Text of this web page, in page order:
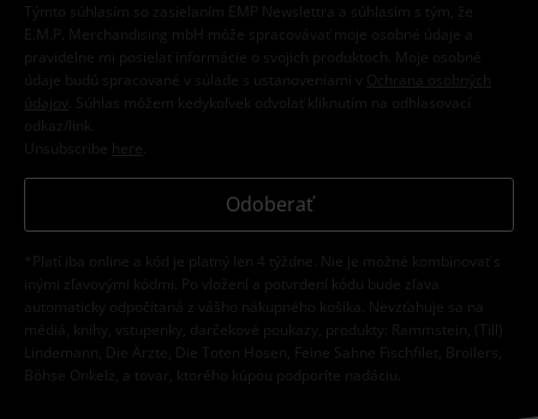
Týmto súhlasím so zasielaním EMP Newslettra a súhlasím s tým, že
E.M.P. Merchandising mbH môže spracovávať moje osobné údaje a
pravidelne mi posielať informácie o svojich produktoch. Moje osobné
údaje budú spracované v súlade s ustanoveniami v
Ochrana osobných
údajov
. Súhlas môžem kedykoľvek odvolať kliknutím na odhlasovací
odkaz/link.
Unsubscribe here
Odoberať
*Platí iba online a kód je platný len 4 týždne. Nie je možné kombinovať s
inými zľavovými kódmi. Po vložení a potvrdení kódu bude zľava
automaticky odpočítaná z vášho nákupného košíka. Nevzťahuje sa na
médiá, knihy, vstupenky, darčekové poukazy, produkty: Rammstein, (Till)
Lindemann, Die Ärzte, Die Toten Hosen, Feine Sahne Fischfilet, Broilers,
Böhse Onkelz, a tovar, ktorého kúpou podporíte nadáciu.